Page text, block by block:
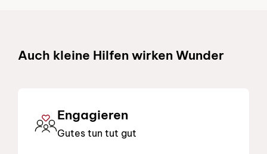
Auch kleine Hilfen wirken Wunder
Engagieren
Gutes tun tut gut